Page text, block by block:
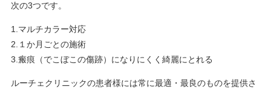
次の3つです。
1.マルチカラー対応
2.１か月ごとの施術
3.瘢痕（でこぼこの傷跡）になりにくく綺麗にとれる
ルーチェクリニックの患者様には常に最適・最良のものを提供さ